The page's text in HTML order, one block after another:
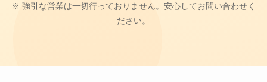
※ 強引な営業は一切行っておりません。安心してお問い合わせく
ださい。